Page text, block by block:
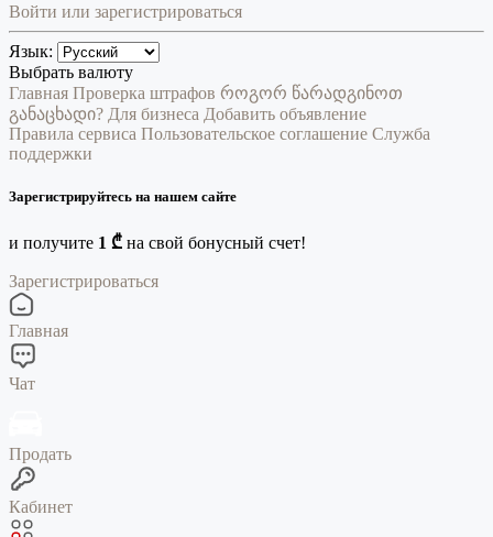
Войти или зарегистрироваться
Язык:
Выбрать валюту
Главная Проверка штрафов როგორ წარადგინოთ
განაცხადი? Для бизнеса Добавить объявление
Правила сервиса Пользовательское соглашение Служба
поддержки
Зарегистрируйтесь на нашем сайте
и получите 1 ₾ на свой бонусный счет!
Зарегистрироваться
Главная
Чат
Продать
Кабинет